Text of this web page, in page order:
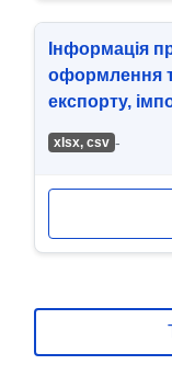
Інформація
оформлення
експорту,
реагування
управління
xlsx, csv -